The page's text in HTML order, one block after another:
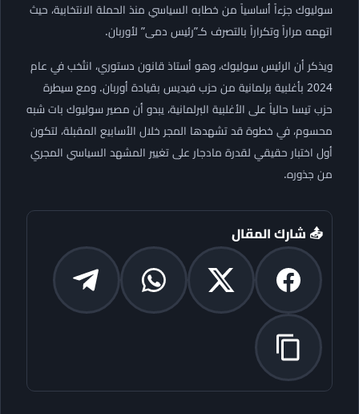
سوليوك جزءاً أساسياً من خطابه السياسي منذ الحملة الانتخابية، حيث
اتهمه مراراً وتكراراً بالتصرف كـ”رئيس دمى” لأوربان.
ويذكر أن الرئيس سوليوك، وهو أستاذ قانون دستوري، انتُخب في عام
2024 بأغلبية برلمانية من حزب فيديس بقيادة أوربان. ومع سيطرة
حزب تيسا حالياً على الأغلبية البرلمانية، يبدو أن مصير سوليوك بات شبه
محسوم، في خطوة قد تشهدها المجر خلال الأسابيع المقبلة، لتكون
أول اختبار حقيقي لقدرة مادجار على تغيير المشهد السياسي المجري
من جذوره.
📤 شارك المقال